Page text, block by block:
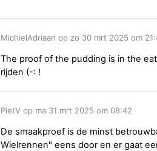
MichielAdriaan op zo 30 mrt 2025 om
The proof of the pudding is in the
rijden (-: !
PietV op ma 31 mrt 2025 om 08:42
De smaakproef is de minst
Wielrennen" eens door en er gaat